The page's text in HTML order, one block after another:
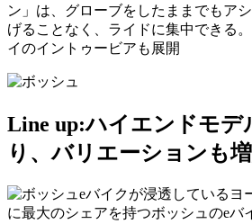
ン」は、グローブをしたままでもア
げることなく、ライドに集中できる
イのイントゥービアも展開
Line up:ハイエンドモデ
り、バリエーションも
eバイクが浸透しているヨ
に最大のシェアを持つボッシュのeバ